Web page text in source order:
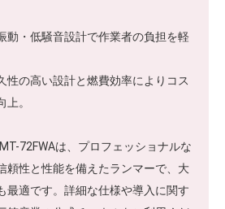
動・低騒音設計で作業者の負担を軽
性の高い設計と燃費効率によりコス
上。
72FWAは、プロフェッショナルな
頼性と性能を備えたランマーで、大
最適です。詳細な仕様や導入に関す